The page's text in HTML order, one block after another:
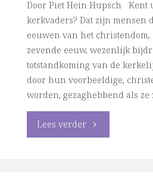
Door Piet Hein Hupsch Kent
kerkvaders? Dat zijn mensen
eeuwen van het christendom,
zevende eeuw, wezenlijk
totstandkoming van de
door hun voorbeeldige,
worden, gezaghebbend als
Lees verder "‘Kerkmoeder’